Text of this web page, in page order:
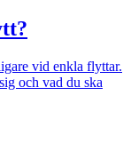
vid enkla flyttar.
och vad du ska